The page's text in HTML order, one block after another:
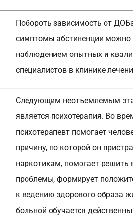
Побороть зависимость от
симптомы абстиненции можно
наблюдением опытных и
специалистов в клинике
Следующим неотъемлемым
является психотерапия. Во
психотерапевт помогает
причину, по которой он
наркотикам, помогает решить
проблемы, формирует
к ведению здорового образа
больной обучается